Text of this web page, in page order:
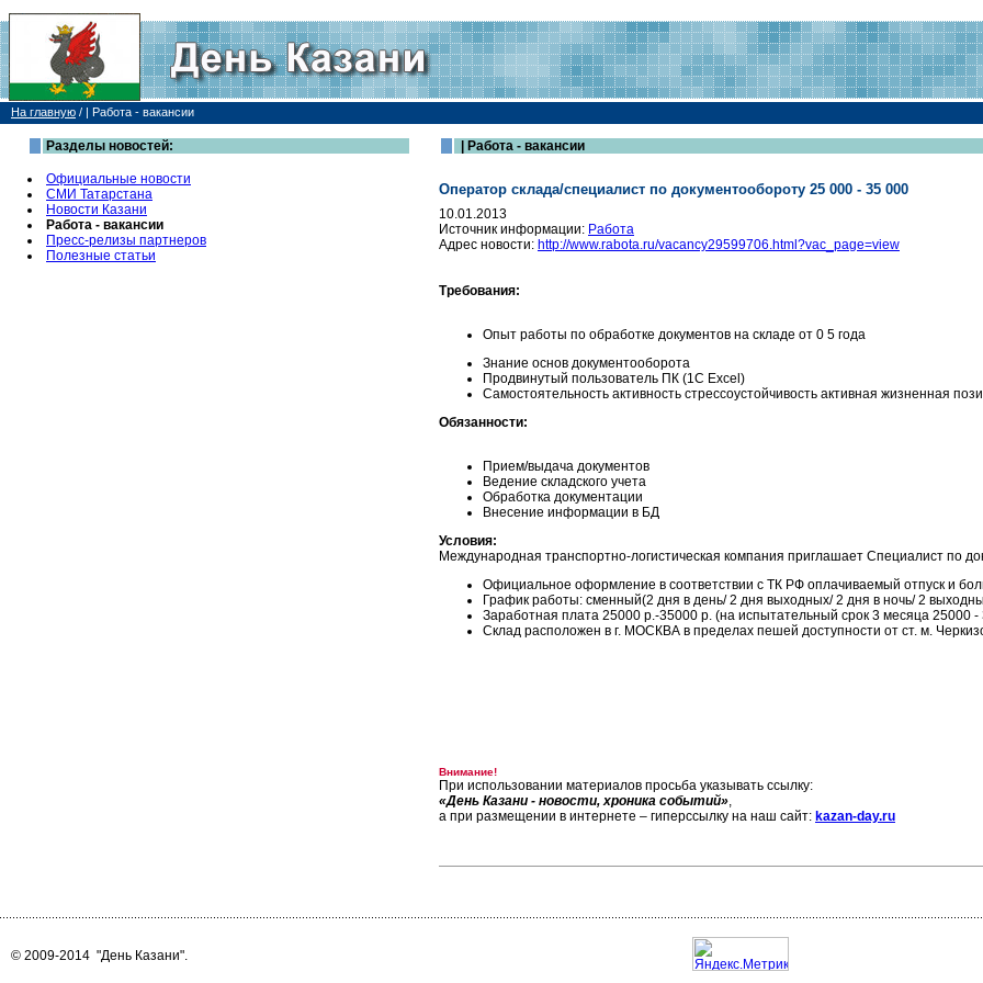
На главную / | Работа - вакансии
Разделы новостей:
Официальные новости
СМИ Татарстана
Новости Казани
Работа - вакансии
Пресс-релизы партнеров
Полезные статьи
| Работа - вакансии
Оператор склада/специалист по документообороту 25 000 - 35 000
10.01.2013
Источник информации: Работа
Адрес новости: http://www.rabota.ru/vacancy29599706.html?vac_page=view
Требования:
Опыт работы по обработке документов на складе от 0 5 года
Знание основ документооборота
Продвинутый пользователь ПК (1С Excel)
Самостоятельность активность стрессоустойчивость активная жизненная
Обязанности:
Прием/выдача документов
Ведение складского учета
Обработка документации
Внесение информации в БД
Условия:
Международная транспортно-логистическая компания приглашает Специалист по
Официальное оформление в соответствии с ТК РФ оплачиваемый отпуск и
График работы: сменный(2 дня в день/ 2 дня выходных/ 2 дня в ночь/ 2
Заработная плата 25000 р.-35000 р. (на испытательный срок 3 месяца 25000 -
Склад расположен в г. МОСКВА в пределах пешей доступности от ст. м.
Внимание!
При использовании материалов просьба указывать ссылку:
«День Казани - новости, хроника событий»,
а при размещении в интернете – гиперссылку на наш сайт: kazan-day.ru
© 2009-2014 "День Казани".